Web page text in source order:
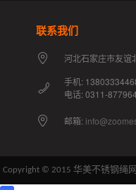
联系我们
河北石家庄市友谊
手机:
电话: 0311-
邮箱:
Copyright © 2015 华美不锈钢绳